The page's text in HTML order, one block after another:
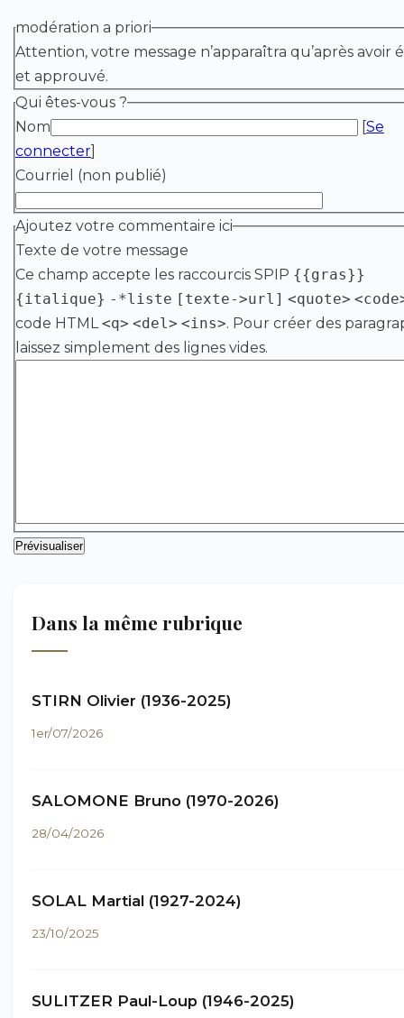
modération a priori
Attention, votre message n’apparaîtra qu’après avoir
et approuvé.
Qui êtes-vous ?
Nom
[Se
connecter]
Courriel (non publié)
Ajoutez votre commentaire ici
Texte de votre message
Ce champ accepte les raccourcis SPIP {{gras}}
{italique} -*liste [texte->url] <quote>
code HTML<q> <del> <ins>. Pour créer des
laissez simplement des lignes vides.
Dans la même rubrique
STIRN Olivier (1936-2025)
1er/07/2026
SALOMONE Bruno (1970-2026)
28/04/2026
SOLAL Martial (1927-2024)
23/10/2025
SULITZER Paul-Loup (1946-2025)